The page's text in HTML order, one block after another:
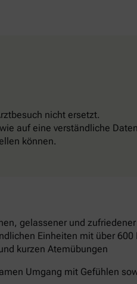
nicht ersetzt.
auf eine verständliche
können.
gelassener und
Einheiten mit über
kurzen Atemübungen
Umgang mit Gefühlen